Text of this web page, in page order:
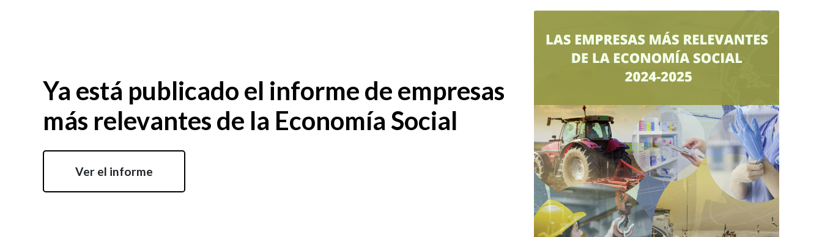
Ya está publicado el informe de empresas
más relevantes de la Economía Social
Ver el informe